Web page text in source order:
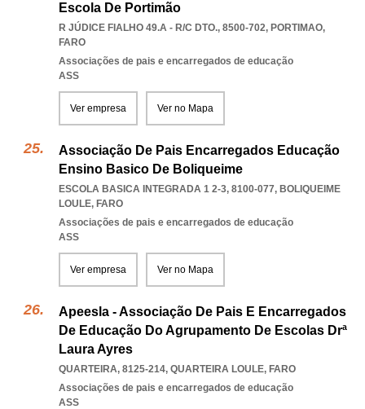
Escola De Portimão
R JÚDICE FIALHO 49.A - R/C DTO., 8500-702, PORTIMAO,
FARO
Associações de pais e encarregados de educação
ASS
Ver empresa Ver no Mapa
Associação De Pais Encarregados Educação
Ensino Basico De Boliqueime
ESCOLA BASICA INTEGRADA 1 2-3, 8100-077, BOLIQUEIME
LOULE, FARO
Associações de pais e encarregados de educação
ASS
Ver empresa Ver no Mapa
Apeesla - Associação De Pais E Encarregados
De Educação Do Agrupamento De Escolas Drª
Laura Ayres
QUARTEIRA, 8125-214, QUARTEIRA LOULE, FARO
Associações de pais e encarregados de educação
ASS